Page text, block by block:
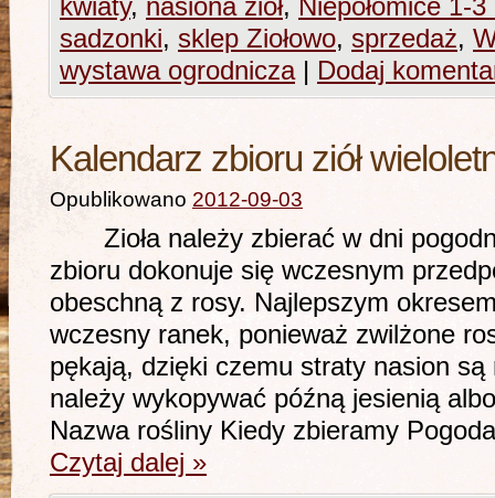
kwiaty, nasiona ziół, Niepołomice 1-
sadzonki, sklep Ziołowo, sprzedaż,
wystawa ogrodnicza | Dodaj
Kalendarz zbioru ziół
Opublikowano 2012-09-03
Zioła należy zbierać w dni
zbioru dokonuje się wczesnym
obeschną z rosy. Najlepszym
wczesny ranek, ponieważ zwilżone
pękają, dzięki czemu straty nasion
należy wykopywać późną jesienią
Nazwa rośliny Kiedy zbieramy
Czytaj dalej »